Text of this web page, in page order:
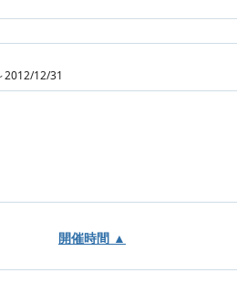
2012/12/31
開催時間 ▲